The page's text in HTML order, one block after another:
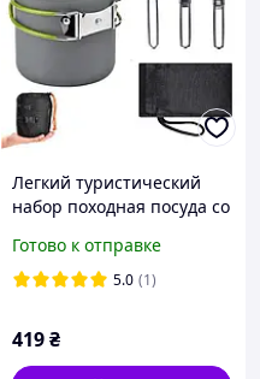
Легкий туристический
набор походная посуда со
предметов
Готово к отправке
5.0 (1)
419₴